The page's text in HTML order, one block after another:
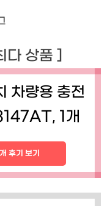
다 상품 ]
차량용 충전
1개
후기 보기